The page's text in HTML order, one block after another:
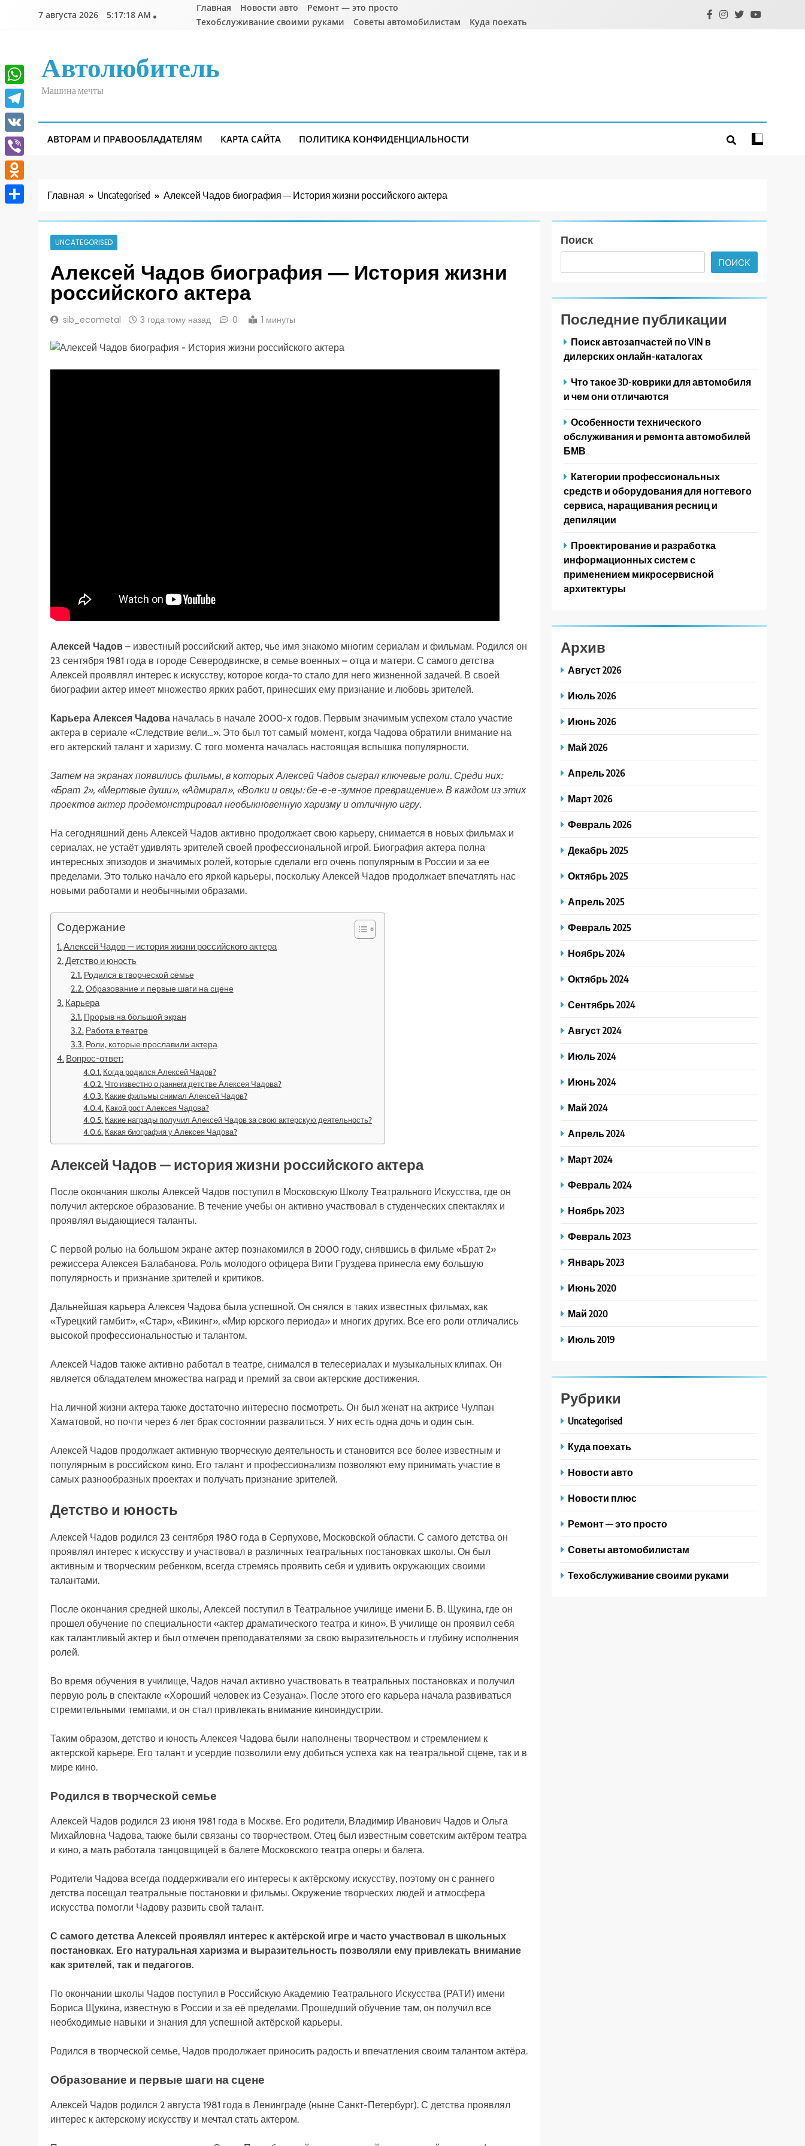
7 августа 2026 5:17:19 AM
Главная Новости авто
Ремонт — это просто
Техобслуживание своими руками
Советы автомобилистам Куда поехать
Автолюбитель
Машина мечты
АВТОРАМ И ПРАВООБЛАДАТЕЛЯМ КАРТА САЙТА ПОЛИТИКА КОНФИДЕНЦИАЛЬНОСТИ
Главная Uncategorised Алексей Чадов биография — История жизни российского актера
UNCATEGORISED
Алексей Чадов биография — История жизни
российского актера
sib_ecometal 3 года тому назад 0 1 минуты
Алексей Чадов – известный российский актер, чье имя знакомо многим сериалам и фильмам. Родился он
23 сентября 1981 года в городе Северодвинске, в семье военных – отца и матери. С самого детства
Алексей проявлял интерес к искусству, которое когда-то стало для него жизненной задачей. В своей
биографии актер имеет множество ярких работ, принесших ему признание и любовь зрителей.
Карьера Алексея Чадова началась в начале 2000-х годов. Первым значимым успехом стало участие
актера в сериале «Следствие вели…». Это был тот самый момент, когда Чадова обратили внимание на
его актерский талант и харизму. С того момента началась настоящая вспышка популярности.
Затем на экранах появились фильмы, в которых Алексей Чадов сыграл ключевые роли. Среди них:
«Брат 2», «Мертвые души», «Адмирал», «Волки и овцы: бе-е-е-зумное превращение». В каждом из этих
проектов актер продемонстрировал необыкновенную харизму и отличную игру.
На сегодняшний день Алексей Чадов активно продолжает свою карьеру, снимается в новых фильмах и
сериалах, не устаёт удивлять зрителей своей профессиональной игрой. Биография актера полна
интересных эпизодов и значимых ролей, которые сделали его очень популярным в России и за ее
пределами. Это только начало его яркой карьеры, поскольку Алексей Чадов продолжает впечатлять нас
новыми работами и необычными образами.
Содержание
Алексей Чадов — история жизни российского актера
Детство и юность
Родился в творческой семье
Образование и первые шаги на сцене
Карьера
Прорыв на большой экран
Работа в театре
Роли, которые прославили актера
Вопрос-ответ:
Когда родился Алексей Чадов?
Что известно о раннем детстве Алексея Чадова?
Какие фильмы снимал Алексей Чадов?
Какой рост Алексея Чадова?
Какие награды получил Алексей Чадов за свою актерскую деятельность?
Какая биография у Алексея Чадова?
Алексей Чадов — история жизни российского актера
После окончания школы Алексей Чадов поступил в Московскую Школу Театрального Искусства, где он
получил актерское образование. В течение учебы он активно участвовал в студенческих спектаклях и
проявлял выдающиеся таланты.
С первой ролью на большом экране актер познакомился в 2000 году, снявшись в фильме «Брат 2»
режиссера Алексея Балабанова. Роль молодого офицера Вити Груздева принесла ему большую
популярность и признание зрителей и критиков.
Дальнейшая карьера Алексея Чадова была успешной. Он снялся в таких известных фильмах, как
«Турецкий гамбит», «Стар», «Викинг», «Мир юрского периода» и многих других. Все его роли отличались
высокой профессиональностью и талантом.
Алексей Чадов также активно работал в театре, снимался в телесериалах и музыкальных клипах. Он
является обладателем множества наград и премий за свои актерские достижения.
На личной жизни актера также достаточно интересно посмотреть. Он был женат на актрисе Чулпан
Хаматовой, но почти через 6 лет брак состоянии развалиться. У них есть одна дочь и один сын.
Алексей Чадов продолжает активную творческую деятельность и становится все более известным и
популярным в российском кино. Его талант и профессионализм позволяют ему принимать участие в
самых разнообразных проектах и получать признание зрителей.
Детство и юность
Алексей Чадов родился 23 сентября 1980 года в Серпухове, Московской области. С самого детства он
проявлял интерес к искусству и участвовал в различных театральных постановках школы. Он был
активным и творческим ребенком, всегда стремясь проявить себя и удивить окружающих своими
талантами.
После окончания средней школы, Алексей поступил в Театральное училище имени Б. В. Щукина, где он
прошел обучение по специальности «актер драматического театра и кино». В училище он проявил себя
как талантливый актер и был отмечен преподавателями за свою выразительность и глубину исполнения
ролей.
Во время обучения в училище, Чадов начал активно участвовать в театральных постановках и получил
первую роль в спектакле «Хороший человек из Сезуана». После этого его карьера начала развиваться
стремительными темпами, и он стал привлекать внимание киноиндустрии.
Таким образом, детство и юность Алексея Чадова были наполнены творчеством и стремлением к
актерской карьере. Его талант и усердие позволили ему добиться успеха как на театральной сцене, так и в
мире кино.
Родился в творческой семье
Алексей Чадов родился 23 июня 1981 года в Москве. Его родители, Владимир Иванович Чадов и Ольга
Михайловна Чадова, также были связаны со творчеством. Отец был известным советским актёром театра
и кино, а мать работала танцовщицей в балете Московского театра оперы и балета.
Родители Чадова всегда поддерживали его интересы к актёрскому искусству, поэтому он с раннего
детства посещал театральные постановки и фильмы. Окружение творческих людей и атмосфера
искусства помогли Чадову развить свой талант.
С самого детства Алексей проявлял интерес к актёрской игре и часто участвовал в школьных
постановках. Его натуральная харизма и выразительность позволяли ему привлекать внимание
как зрителей, так и педагогов.
По окончании школы Чадов поступил в Российскую Академию Театрального Искусства (РАТИ) имени
Бориса Щукина, известную в России и за её пределами. Прошедший обучение там, он получил все
необходимые навыки и знания для успешной актёрской карьеры.
Родился в творческой семье, Чадов продолжает приносить радость и впечатления своим талантом актёра.
Образование и первые шаги на сцене
Алексей Чадов родился 2 августа 1981 года в Ленинграде (ныне Санкт-Петербург). С детства проявлял
интерес к актерскому искусству и мечтал стать актером.
Поиск
ПОИСК
Последние публикации
Поиск автозапчастей по VIN в
дилерских онлайн-каталогах
Что такое 3D-коврики для автомобиля
и чем они отличаются
Особенности технического
обслуживания и ремонта автомобилей
БМВ
Категории профессиональных
средств и оборудования для ногтевого
сервиса, наращивания ресниц и
депиляции
Проектирование и разработка
информационных систем с
применением микросервисной
архитектуры
Архив
Август 2026
Июль 2026
Июнь 2026
Май 2026
Апрель 2026
Март 2026
Февраль 2026
Декабрь 2025
Октябрь 2025
Апрель 2025
Февраль 2025
Ноябрь 2024
Октябрь 2024
Сентябрь 2024
Август 2024
Июль 2024
Июнь 2024
Май 2024
Апрель 2024
Март 2024
Февраль 2024
Ноябрь 2023
Февраль 2023
Январь 2023
Июнь 2020
Май 2020
Июль 2019
Рубрики
Uncategorised
Куда поехать
Новости авто
Новости плюс
Ремонт — это просто
Советы автомобилистам
Техобслуживание своими руками
WhatsApp
Telegram
VK
Viber
Odnoklassniki